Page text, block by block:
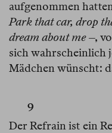
aufgenommen
Park that car, drop
dream about me–,
sich wahrscheinlich
Mädchen wünscht:
9
Der Refrain ist ein